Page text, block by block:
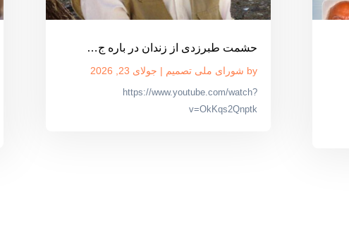
حشمت طبرزدی از زندان در باره ج…
by شورای ملی تصمیم | جولای 23, 2026
https://www.youtube.com/watch?
v=OkKqs2Qnptk